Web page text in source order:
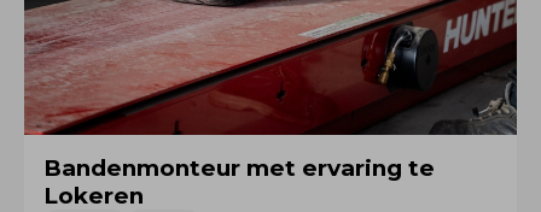
Bandenmonteur met ervaring te
Lokeren